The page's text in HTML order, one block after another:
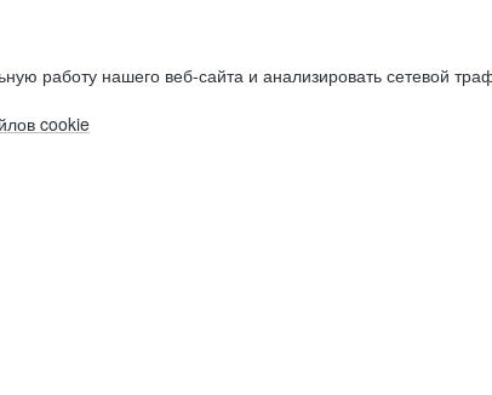
работу нашего веб-сайта и анализировать сетевой
cookie